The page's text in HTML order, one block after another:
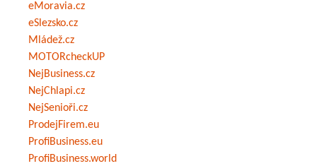
eMoravia.cz
eSlezsko.cz
Mládež.cz
MOTORcheckUP
NejBusiness.cz
NejChlapi.cz
NejSenioři.cz
ProdejFirem.eu
ProfiBusiness.eu
ProfiBusiness.world